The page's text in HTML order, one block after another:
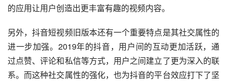
的应用让用户创造出更丰富有趣的视频内容。
另外，抖音短视频旧版本还有一个重要特点是其社交属性的
进一步加强。2019年的抖音，用户间的互动更加活跃，通
过点赞、评论和私信等方式，用户之间建立了更为深入的联
系。而这种社交属性的强化，也为抖音的平台效应打下了坚